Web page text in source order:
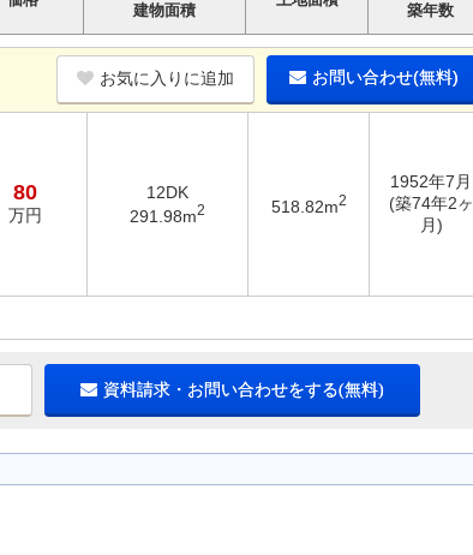
建物面積
築年数
お気に入りに追加 お問い合わせ(無料)
80
万円
12DK
291.98m2 518.82m2
1952年7月
(築74年2ヶ
月)
資料請求・お問い合わせをする(無料)